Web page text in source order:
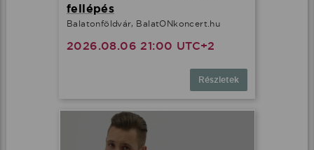
fellépés
Balatonföldvár, BalatONkoncert.hu
2026.08.06 21:00 UTC+2
Részletek